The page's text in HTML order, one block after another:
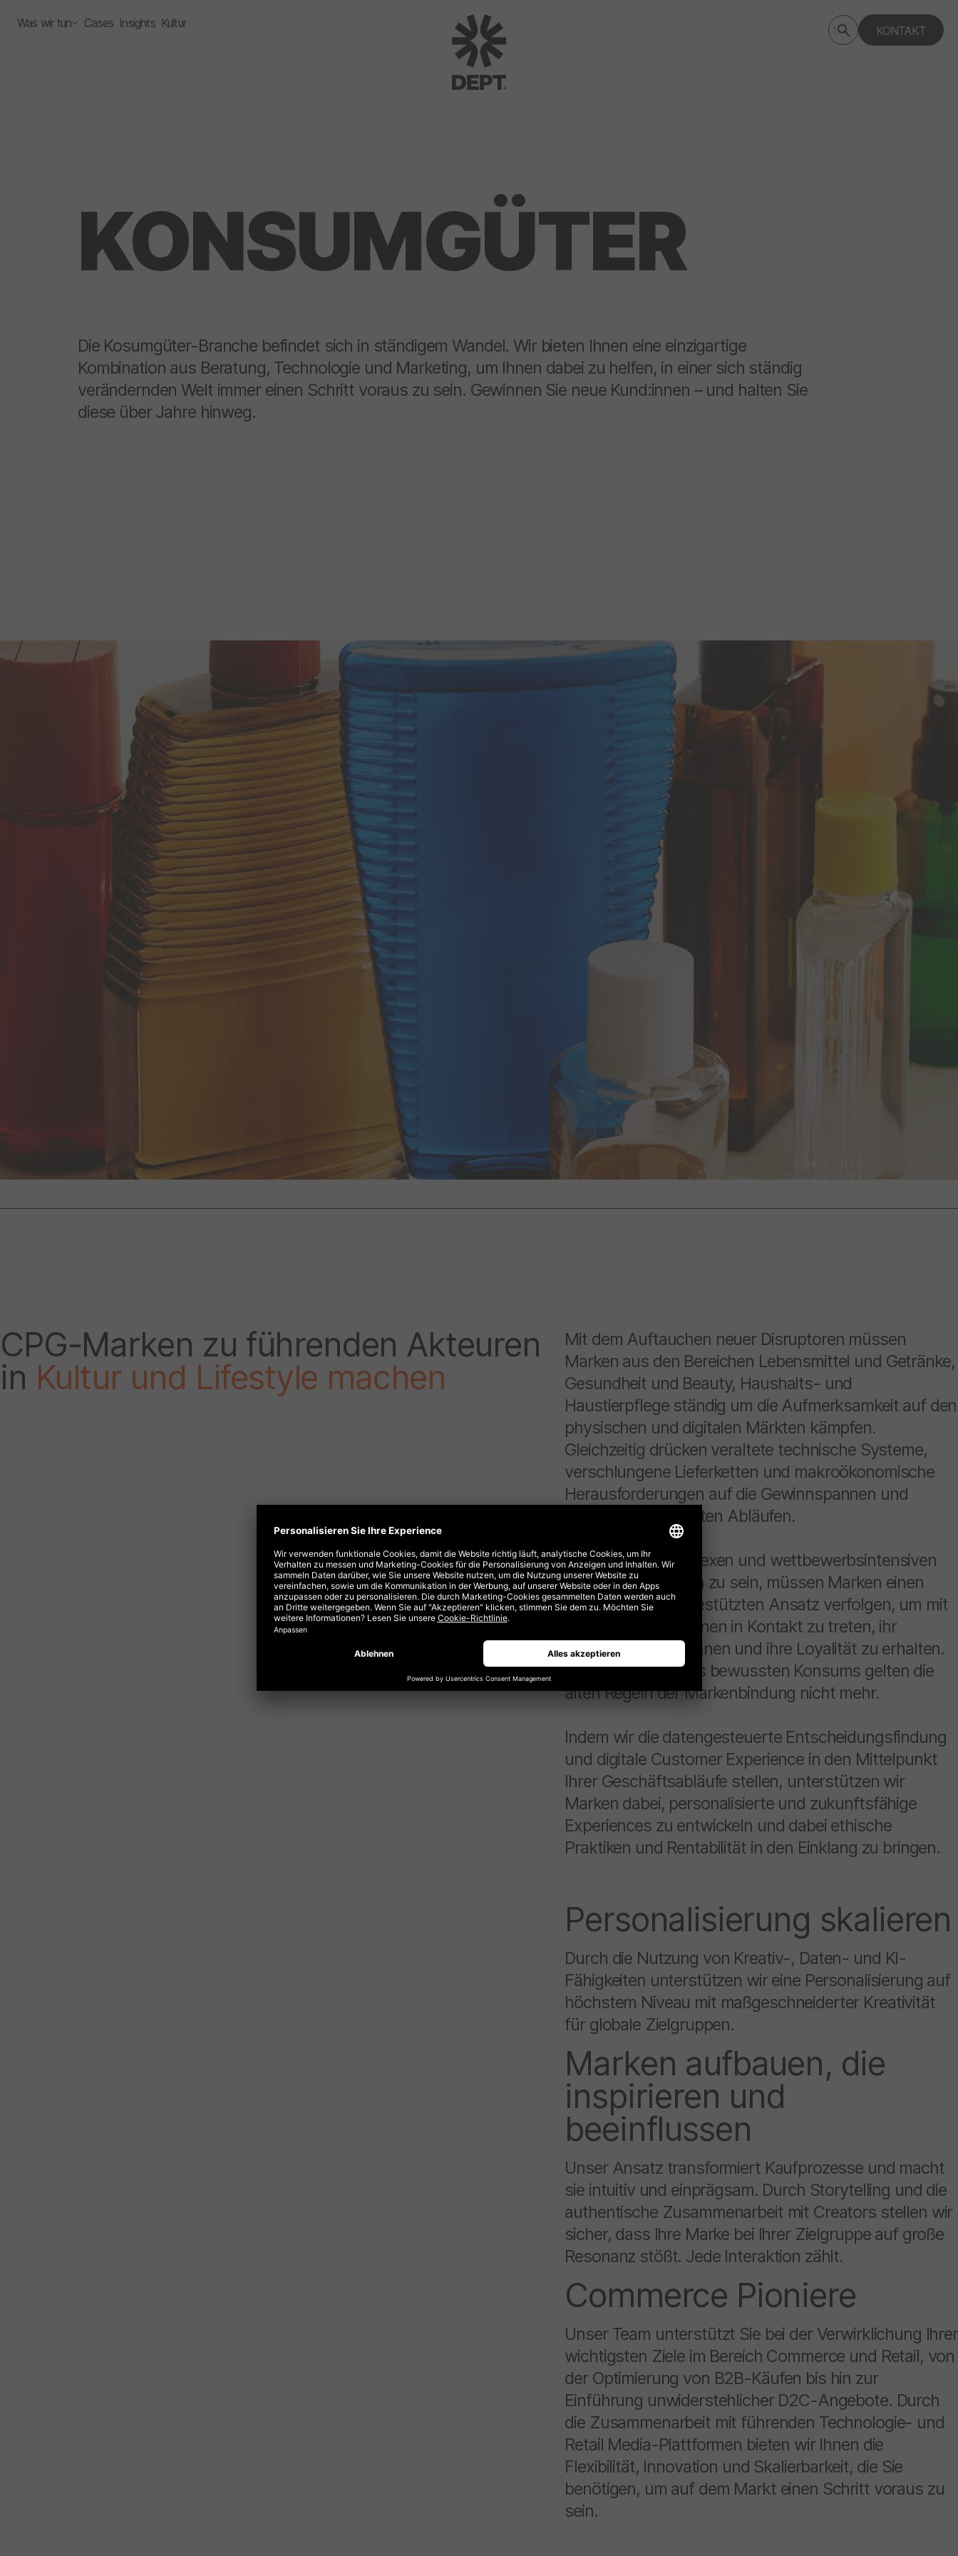
Was wir tun Cases Insights Kultur
Search
deptagency.com
Submit
search
KONTAKT
KONSUMGÜTER
Die Kosumgüter-Branche befindet sich in ständigem Wandel. Wir bieten Ihnen eine einzigartige
Kombination aus Beratung, Technologie und Marketing, um Ihnen dabei zu helfen, in einer sich ständig
verändernden Welt immer einen Schritt voraus zu sein. Gewinnen Sie neue Kund:innen – und halten Sie
diese über Jahre hinweg.
CPG-Marken zu führenden Akteuren
in Kultur und Lifestyle machen
Mit dem Auftauchen neuer Disruptoren müssen
Marken aus den Bereichen Lebensmittel und Getränke,
Gesundheit und Beauty, Haushalts- und
Haustierpflege ständig um die Aufmerksamkeit auf den
physischen und digitalen Märkten kämpfen.
Gleichzeitig drücken veraltete technische Systeme,
verschlungene Lieferketten und makroökonomische
Herausforderungen auf die Gewinnspannen und
führen zu ineffizienten Abläufen.
Um in dieser komplexen und wettbewerbsintensiven
Branche erfolgreich zu sein, müssen Marken einen
modernen, datengestützten Ansatz verfolgen, um mit
den Verbraucher:innen in Kontakt zu treten, ihr
Vertrauen zu gewinnen und ihre Loyalität zu erhalten.
Denn in der Ära des bewussten Konsums gelten die
alten Regeln der Markenbindung nicht mehr.
Indem wir die datengesteuerte Entscheidungsfindung
und digitale Customer Experience in den Mittelpunkt
Ihrer Geschäftsabläufe stellen, unterstützen wir
Marken dabei, personalisierte und zukunftsfähige
Experiences zu entwickeln und dabei ethische
Praktiken und Rentabilität in den Einklang zu bringen.
Personalisierung skalieren
Durch die Nutzung von Kreativ-, Daten- und KI-
Fähigkeiten unterstützen wir eine Personalisierung auf
höchstem Niveau mit maßgeschneiderter Kreativität
für globale Zielgruppen.
Marken aufbauen, die
inspirieren und
beeinflussen
Unser Ansatz transformiert Kaufprozesse und macht
sie intuitiv und einprägsam. Durch Storytelling und die
authentische Zusammenarbeit mit Creators stellen wir
sicher, dass Ihre Marke bei Ihrer Zielgruppe auf große
Resonanz stößt. Jede Interaktion zählt.
Commerce Pioniere
Unser Team unterstützt Sie bei der Verwirklichung Ihrer
wichtigsten Ziele im Bereich Commerce und Retail, von
der Optimierung von B2B-Käufen bis hin zur
Einführung unwiderstehlicher D2C-Angebote. Durch
die Zusammenarbeit mit führenden Technologie- und
Retail Media-Plattformen bieten wir Ihnen die
Flexibilität, Innovation und Skalierbarkeit, die Sie
benötigen, um auf dem Markt einen Schritt voraus zu
sein.